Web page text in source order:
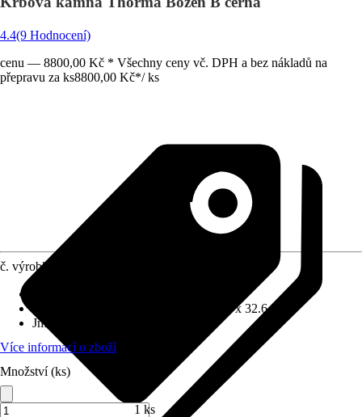
4.4(9 Hodnocení)
cenu — 8800,00 Kč * Všechny ceny vč. DPH a bez nákladů na
přepravu za ks8800,00 Kč*/ ks
č. výrobku
32.6 cm x 91.0 cm x 32.6 cm
Jmenovitý tepelný výkon
Více informací o zboží
Množství (ks)
1 ks